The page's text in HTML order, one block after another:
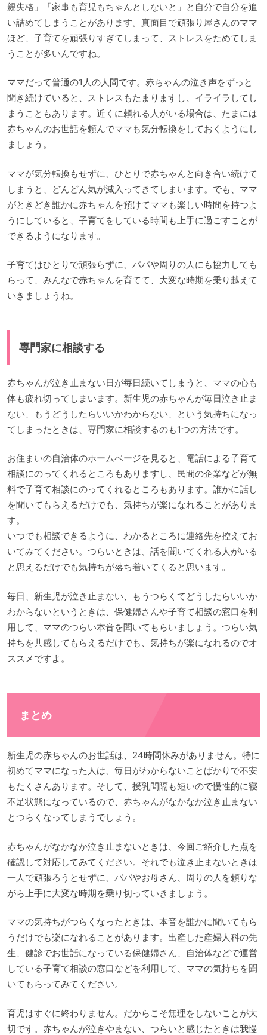
親失格」「家事も育児もちゃんとしないと」と自分で自分を追
い詰めてしまうことがあります。真面目で頑張り屋さんのママ
ほど、子育てを頑張りすぎてしまって、ストレスをためてしま
うことが多いんですね。
ママだって普通の1人の人間です。赤ちゃんの泣き声をずっと
聞き続けていると、ストレスもたまりますし、イライラしてし
まうこともあります。近くに頼れる人がいる場合は、たまには
赤ちゃんのお世話を頼んでママも気分転換をしておくようにし
ましょう。
ママが気分転換もせずに、ひとりで赤ちゃんと向き合い続けて
しまうと、どんどん気が滅入ってきてしまいます。でも、ママ
がときどき誰かに赤ちゃんを預けてママも楽しい時間を持つよ
うにしていると、子育てをしている時間も上手に過ごすことが
できるようになります。
子育てはひとりで頑張らずに、パパや周りの人にも協力しても
らって、みんなで赤ちゃんを育てて、大変な時期を乗り越えて
いきましょうね。
専門家に相談する
赤ちゃんが泣き止まない日が毎日続いてしまうと、ママの心も
体も疲れ切ってしまいます。新生児の赤ちゃんが毎日泣き止ま
ない、もうどうしたらいいかわからない、という気持ちになっ
てしまったときは、専門家に相談するのも1つの方法です。
お住まいの自治体のホームページを見ると、電話による子育て
相談にのってくれるところもありますし、民間の企業などが無
料で子育て相談にのってくれるところもあります。誰かに話し
を聞いてもらえるだけでも、気持ちが楽になれることがありま
す。
いつでも相談できるように、わかるところに連絡先を控えてお
いてみてください。つらいときは、話を聞いてくれる人がいる
と思えるだけでも気持ちが落ち着いてくると思います。
毎日、新生児が泣き止まない、もうつらくてどうしたらいいか
わからないというときは、保健婦さんや子育て相談の窓口を利
用して、ママのつらい本音を聞いてもらいましょう。つらい気
持ちを共感してもらえるだけでも、気持ちが楽になれるのでオ
ススメですよ。
まとめ
新生児の赤ちゃんのお世話は、24時間休みがありません。特に
初めてママになった人は、毎日がわからないことばかりで不安
もたくさんあります。そして、授乳間隔も短いので慢性的に寝
不足状態になっているので、赤ちゃんがなかなか泣き止まない
とつらくなってしまうでしょう。
赤ちゃんがなかなか泣き止まないときは、今回ご紹介した点を
確認して対応してみてください。それでも泣き止まないときは
一人で頑張ろうとせずに、パパやお母さん、周りの人を頼りな
がら上手に大変な時期を乗り切っていきましょう。
ママの気持ちがつらくなったときは、本音を誰かに聞いてもら
うだけでも楽になれることがあります。出産した産婦人科の先
生、健診でお世話になっている保健婦さん、自治体などで運営
している子育て相談の窓口などを利用して、ママの気持ちを聞
いてもらってみてください。
育児はすぐに終わりません。だからこそ無理をしないことが大
切です。赤ちゃんが泣きやまない、つらいと感じたときは我慢